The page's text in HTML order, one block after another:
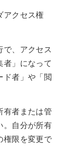
アクセス権
で、アクセス
者」になって
ド者」や「閲
有者または管
。自分が所有
権限を変更で